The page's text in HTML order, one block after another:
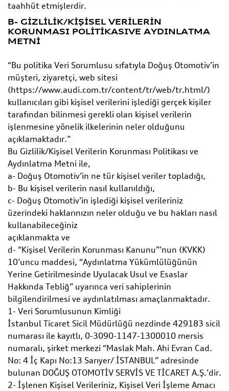
taahhüt etmişlerdir.
B- GİZLİLİK/KİŞİSEL VERİLERİN
KORUNMASI POLİTİKASIVE AYDINLATMA
METNİ
“Bu politika Veri Sorumlusu sıfatıyla Doğuş Otomotiv’in
müşteri, ziyaretçi, web sitesi
(https://www.audi.com.tr/content/tr/web/tr.html/)
kullanıcıları gibi kişisel verilerini işlediği gerçek kişiler
tarafından bilinmesi gerekli olan kişisel verilerin
işlenmesine yönelik ilkelerinin neler olduğunu
açıklamaktadır.”
Bu Gizlilik/Kişisel Verilerin Korunması Politikası ve
Aydınlatma Metni ile,
a- Doğuş Otomotiv’in ne tür kişisel veriler topladığı,
b- Bu kişisel verilerin nasıl kullanıldığı,
c- Doğuş Otomotiv’in işlediği kişisel verileriniz
üzerindeki haklarınızın neler olduğu ve bu hakları nasıl
kullanabileceğiniz
açıklanmakta ve
d- “Kişisel Verilerin Korunması Kanunu”’nun (KVKK)
10’uncu maddesi, “Aydınlatma Yükümlülüğünün
Yerine Getirilmesinde Uyulacak Usul ve Esaslar
Hakkında Tebliğ” uyarınca veri sahiplerinin
bilgilendirilmesi ve aydınlatılması amaçlanmaktadır.
1- Veri Sorumlusunun Kimliği
İstanbul Ticaret Sicil Müdürlüğü nezdinde 429183 sicil
numarası ile kayıtlı, 0-3090-1147-1300010 mersis
numaralı, şirket merkezi “Maslak Mah. Ahi Evran Cad.
No: 4 İç Kapı No:13 Sarıyer/ İSTANBUL” adresinde
bulunan DOĞUŞ OTOMOTİV SERVİS VE TİCARET A.Ş.’dir.
2- İşlenen Kişisel Verileriniz, Kişisel Veri İşleme Amacı